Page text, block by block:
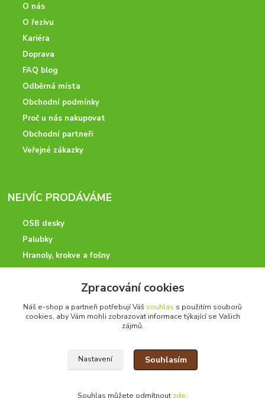
O nás
O řezivu
Kariéra
Doprava
FAQ blog
Odběrná místa
Obchodní podmínky
Proč u nás nakupovat
Obchodní partneři
Veřejné zákazky
NEJVÍC PRODÁVÁME
OSB desky
Palubky
Hranoly, krokve a fošny
KVH hranoly
Latě, desky a prkna
Hoblovaný program
ODBORNÉ PORADENSTVÍ
Potřebujete poradit? Neváhejte nás kontaktovat.
Zpracování cookies
Náš e-shop a partneři potřebují Váš souhlas s použitím souborů
cookies, aby Vám mohli zobrazovat informace týkající se Vašich
zájmů.
Nastavení Souhlasím
Souhlas můžete odmítnout zde.